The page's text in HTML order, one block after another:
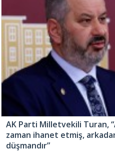
AK Parti Milletvekili Turan,
zaman ihanet etmiş,
düşmandır”